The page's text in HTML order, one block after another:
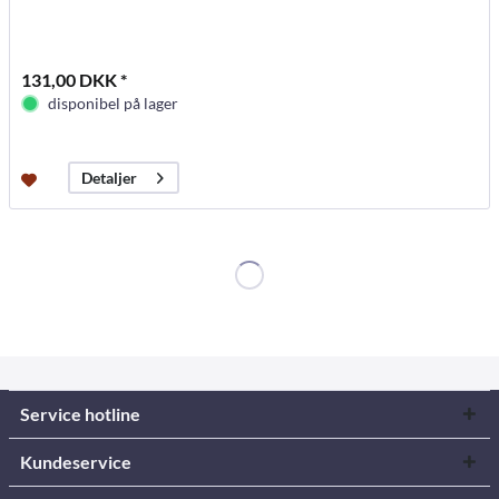
131,00 DKK *
disponibel på lager
Detaljer
Service hotline
Kundeservice